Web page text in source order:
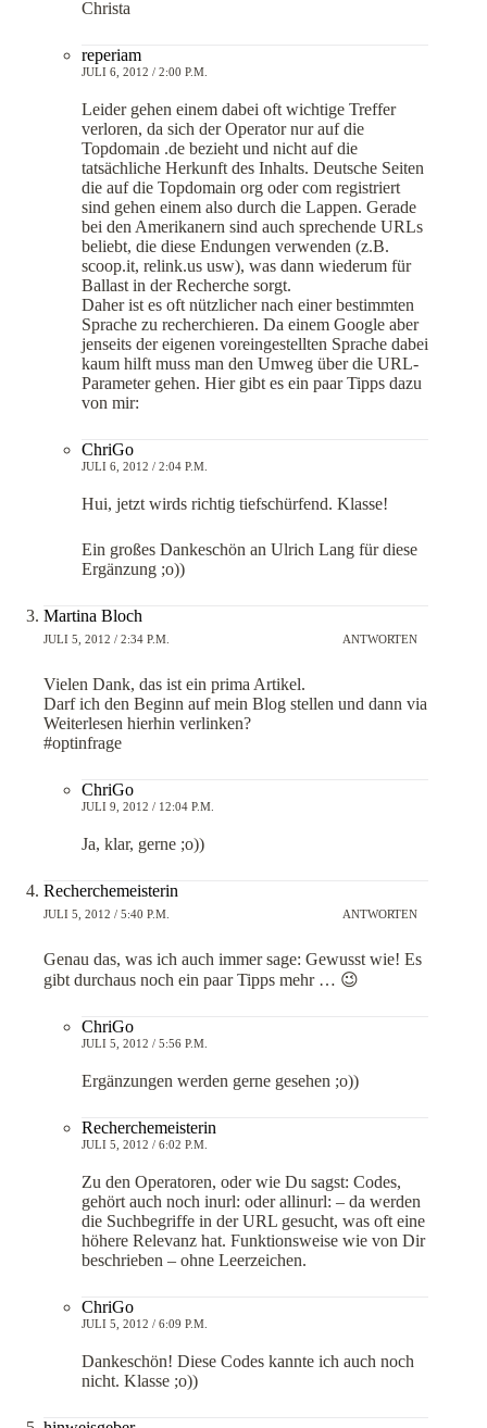
Christa
reperiam
JULI 6, 2012 / 2:00 P.M.
Leider gehen einem dabei oft wichtige Treffer
verloren, da sich der Operator nur auf die
Topdomain .de bezieht und nicht auf die
tatsächliche Herkunft des Inhalts. Deutsche Seiten
die auf die Topdomain org oder com registriert
sind gehen einem also durch die Lappen. Gerade
bei den Amerikanern sind auch sprechende URLs
beliebt, die diese Endungen verwenden (z.B.
scoop.it, relink.us usw), was dann wiederum für
Ballast in der Recherche sorgt.
Daher ist es oft nützlicher nach einer bestimmten
Sprache zu recherchieren. Da einem Google aber
jenseits der eigenen voreingestellten Sprache dabei
kaum hilft muss man den Umweg über die URL-
Parameter gehen. Hier gibt es ein paar Tipps dazu
von mir:
ChriGo
JULI 6, 2012 / 2:04 P.M.
Hui, jetzt wirds richtig tiefschürfend. Klasse!
Ein großes Dankeschön an Ulrich Lang für diese
Ergänzung ;o))
Martina Bloch
JULI 5, 2012 / 2:34 P.M. ANTWORTEN
Vielen Dank, das ist ein prima Artikel.
Darf ich den Beginn auf mein Blog stellen und dann via
Weiterlesen hierhin verlinken?
#optinfrage
ChriGo
JULI 9, 2012 / 12:04 P.M.
Ja, klar, gerne ;o))
Recherchemeisterin
JULI 5, 2012 / 5:40 P.M. ANTWORTEN
Genau das, was ich auch immer sage: Gewusst wie! Es
gibt durchaus noch ein paar Tipps mehr … 😉
ChriGo
JULI 5, 2012 / 5:56 P.M.
Ergänzungen werden gerne gesehen ;o))
Recherchemeisterin
JULI 5, 2012 / 6:02 P.M.
Zu den Operatoren, oder wie Du sagst: Codes,
gehört auch noch inurl: oder allinurl: – da werden
die Suchbegriffe in der URL gesucht, was oft eine
höhere Relevanz hat. Funktionsweise wie von Dir
beschrieben – ohne Leerzeichen.
ChriGo
JULI 5, 2012 / 6:09 P.M.
Dankeschön! Diese Codes kannte ich auch noch
nicht. Klasse ;o))